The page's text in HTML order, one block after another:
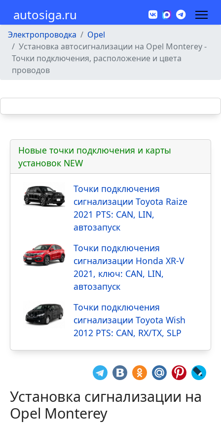
autosiga.ru
Электропроводка
Opel
Установка автосигнализации на Opel Monterey -
Точки подключения, расположение и цвета
проводов
Новые точки подключения и карты
установок NEW
Точки подключения
сигнализации Toyota Raize
2021 PTS: CAN, LIN,
автозапуск
Точки подключения
сигнализации Honda XR-V
2021, ключ: CAN, LIN,
автозапуск
Точки подключения
сигнализации Toyota Wish
2012 PTS: CAN, RX/TX, SLP
Установка сигнализации на
Opel Monterey